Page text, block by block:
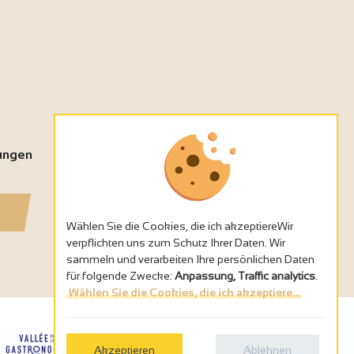
Wählen Sie die Cookies, die ich akzeptiereWir
verpflichten uns zum Schutz Ihrer Daten. Wir
sammeln und verarbeiten Ihre persönlichen Daten
für folgende Zwecke: Anpassung, Traffic analytics
Wählen Sie die Cookies, die ich akzeptiere...
Akzeptieren Ablehnen